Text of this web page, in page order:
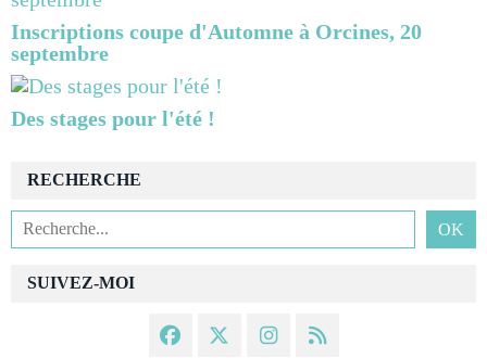
Inscriptions coupe d'Automne à Orcines, 20
septembre
Des stages pour l'été !
SUIVEZ-MOI
RECHERCHE